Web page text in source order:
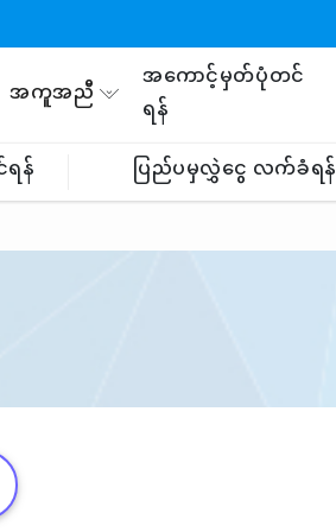
အကူအညီ
အကောင့်မှတ်ပုံတင်
ရန်
န် ပြည်ပမှလွှဲငွေ လက်ခံရန်